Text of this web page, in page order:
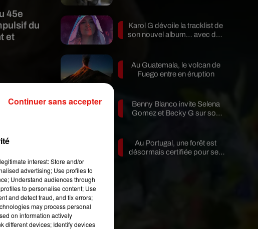
45e
du
et
le
en
Karol G dévoile la tracklist de
son nouvel album… avec des
Au Guatemala, le volcan de
Fuego entre en éruption
Benny Blanco invite Selena
Gomez et Becky G sur son
Au Portugal, une forêt est
désormais certifiée pour ses
interest: Store and/or
advertising; Use profiles to
Understand audiences through
to personalise content; Use
and detect fraud, and fix errors;
may process personal
on information actively
different devices; Identify devices
Continuer sans accepter